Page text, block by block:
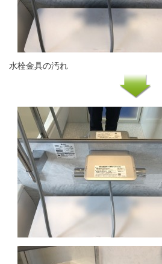
水栓金具の汚れ